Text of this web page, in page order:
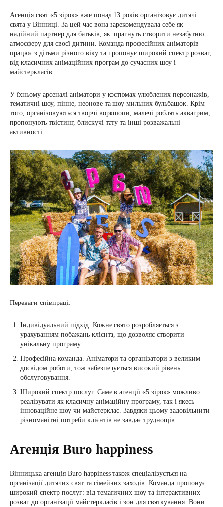
Агенція свят «5 зірок» вже понад 13 років організовує дитячі
свята у Вінниці. За цей час вона зарекомендувала себе як
надійний партнер для батьків, які прагнуть створити незабутню
атмосферу для своєї дитини. Команда професійних аніматорів
працює з дітьми різного віку та пропонує широкий спектр розваг,
від класичних анімаційних програм до сучасних шоу і
майстеркласів.
У їхньому арсеналі аніматори у костюмах улюблених персонажів,
тематичні шоу, пінне, неонове та шоу мильних бульбашок. Крім
того, організовуються творчі воркшопи, малечі роблять аквагрим,
пропонують твістинг, блискучі тату та інші розважальні
активності.
Переваги співпраці:
Індивідуальний підхід. Кожне свято розробляється з
урахуванням побажань клієнта, що дозволяє створити
унікальну програму.
Професійна команда. Аніматори та організатори з великим
досвідом роботи, тож забезпечується високий рівень
обслуговування.
Широкий спектр послуг. Саме в агенції «5 зірок» можливо
реалізувати як класичну анімаційну програму, так і якесь
інноваційне шоу чи майстерклас. Завдяки цьому задовільнити
різноманітні потреби клієнтів не завдає труднощів.
Агенція Buro happiness
Вінницька агенція Buro happiness також спеціалізується на
організації дитячих свят та сімейних заходів. Команда пропонує
широкий спектр послуг: від тематичних шоу та інтерактивних
розваг до організації майстеркласів і зон для святкування. Вони